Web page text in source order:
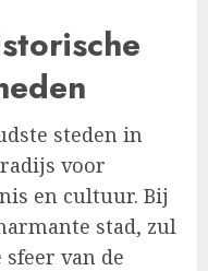
steden in
voor
en cultuur. Bij
stad, zul
van de